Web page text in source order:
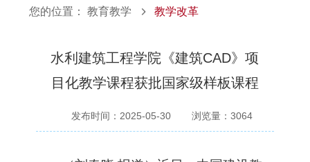
您的位置： 教育教学 教学改革
水利建筑工程学院《建筑CAD》项
目化教学课程获批国家级样板课程
发布时间：2025-05-30 浏览量： 3064